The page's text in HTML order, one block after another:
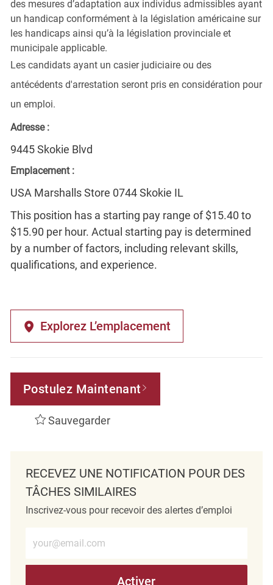
des mesures d’adaptation aux individus admissibles ayant
un handicap conformément à la législation américaine sur
les handicaps ainsi qu’à la législation provinciale et
municipale applicable.
Les candidats ayant un casier judiciaire ou des
antécédents d'arrestation seront pris en considération pour
un emploi.
Adresse :
9445 Skokie Blvd
Emplacement :
USA Marshalls Store 0744 Skokie IL
This position has a starting pay range of $15.40 to
$15.90 per hour. Actual starting pay is determined
by a number of factors, including relevant skills,
qualifications, and experience.
Explorez L’emplacement
Postulez Maintenant
Sauvegarder
RECEVEZ UNE NOTIFICATION POUR DES
TÂCHES SIMILAIRES
Inscrivez-vous pour recevoir des alertes d’emploi
Activer